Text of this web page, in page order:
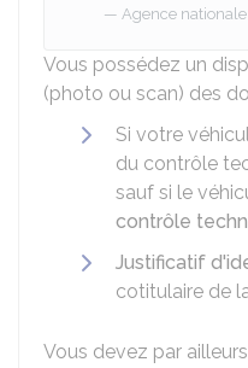
Agence nationale
Vous possédez un
(photo ou scan) des
Si votre
du contrôle
sauf si le
contrôle
Justificatif
cotitulaire de
Vous devez par